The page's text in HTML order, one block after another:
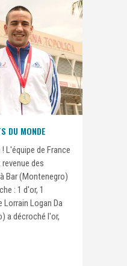
DU MONDE
L'équipe de France
des
Bar (Montenegro)
: 1 d'or, 1
Lorrain Logan Da
a décroché l'or,